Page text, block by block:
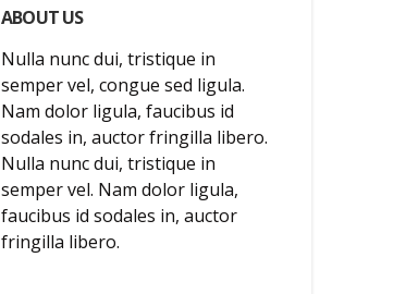
ABOUT US
Nulla nunc dui, tristique in
semper vel, congue sed ligula.
Nam dolor ligula, faucibus id
sodales in, auctor fringilla libero.
Nulla nunc dui, tristique in
semper vel. Nam dolor ligula,
faucibus id sodales in, auctor
fringilla libero.